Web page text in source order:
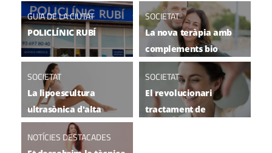
GUIA DE LA CIUTAT
POLICLÍNIC RUBÍ
SOCIETAT
La nova teràpia amb
complements bio
idèntics que frena els
canvis hormonals de
l'edat
SOCIETAT
La lipoescultura
ultrasònica d'alta
definició per modelar
el cos arriba a Rubí
SOCIETAT
El revolucionari
tractament de
NOTÍCIES DESTACADES